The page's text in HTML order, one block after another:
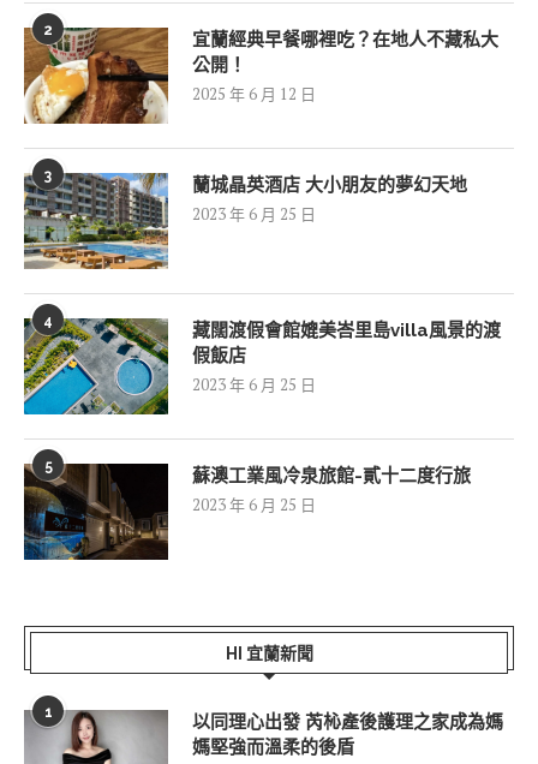
2
宜蘭經典早餐哪裡吃？在地人不藏私大
公開！
2025 年 6 月 12 日
3
蘭城晶英酒店 大小朋友的夢幻天地
2023 年 6 月 25 日
4
藏闊渡假會館媲美峇里島villa風景的渡
假飯店
2023 年 6 月 25 日
5
蘇澳工業風冷泉旅館-貳十二度行旅
2023 年 6 月 25 日
HI 宜蘭新聞
1
以同理心出發 芮杺產後護理之家成為媽
媽堅強而溫柔的後盾